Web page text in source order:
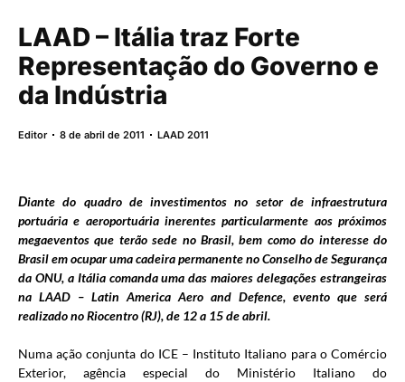
LAAD – Itália traz Forte
Representação do Governo e
da Indústria
Editor 8 de abril de 2011 LAAD 2011
Diante do quadro de investimentos no setor de infraestrutura
portuária e aeroportuária inerentes particularmente aos próximos
megaeventos que terão sede no Brasil, bem como do interesse do
Brasil em ocupar uma cadeira permanente no Conselho de Segurança
da ONU, a Itália comanda uma das maiores delegações estrangeiras
na LAAD – Latin America Aero and Defence, evento que será
realizado no Riocentro (RJ), de 12 a 15 de abril.
Numa ação conjunta do ICE – Instituto Italiano para o Comércio
Exterior, agência especial do Ministério Italiano do